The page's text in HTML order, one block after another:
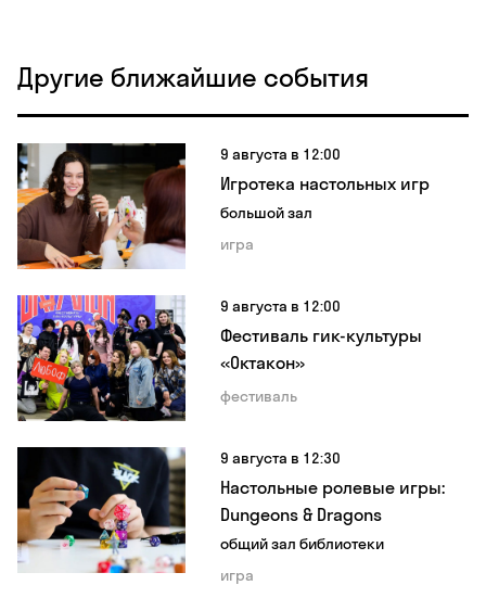
Другие ближайшие события
9 августа в 12:00
Игротека настольных игр
большой зал
игра
9 августа в 12:00
Фестиваль гик-культуры
«Октакон»
фестиваль
9 августа в 12:30
Настольные ролевые игры:
Dungeons & Dragons
общий зал библиотеки
игра